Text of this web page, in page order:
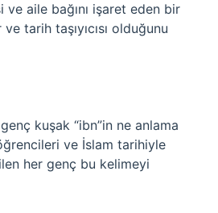
aile bağını işaret eden bir
tarih taşıyıcısı olduğunu
kuşak “ibn”in ne anlama
ve İslam tarihiyle
her genç bu kelimeyi